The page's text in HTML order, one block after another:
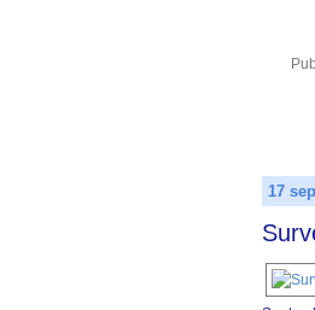
17